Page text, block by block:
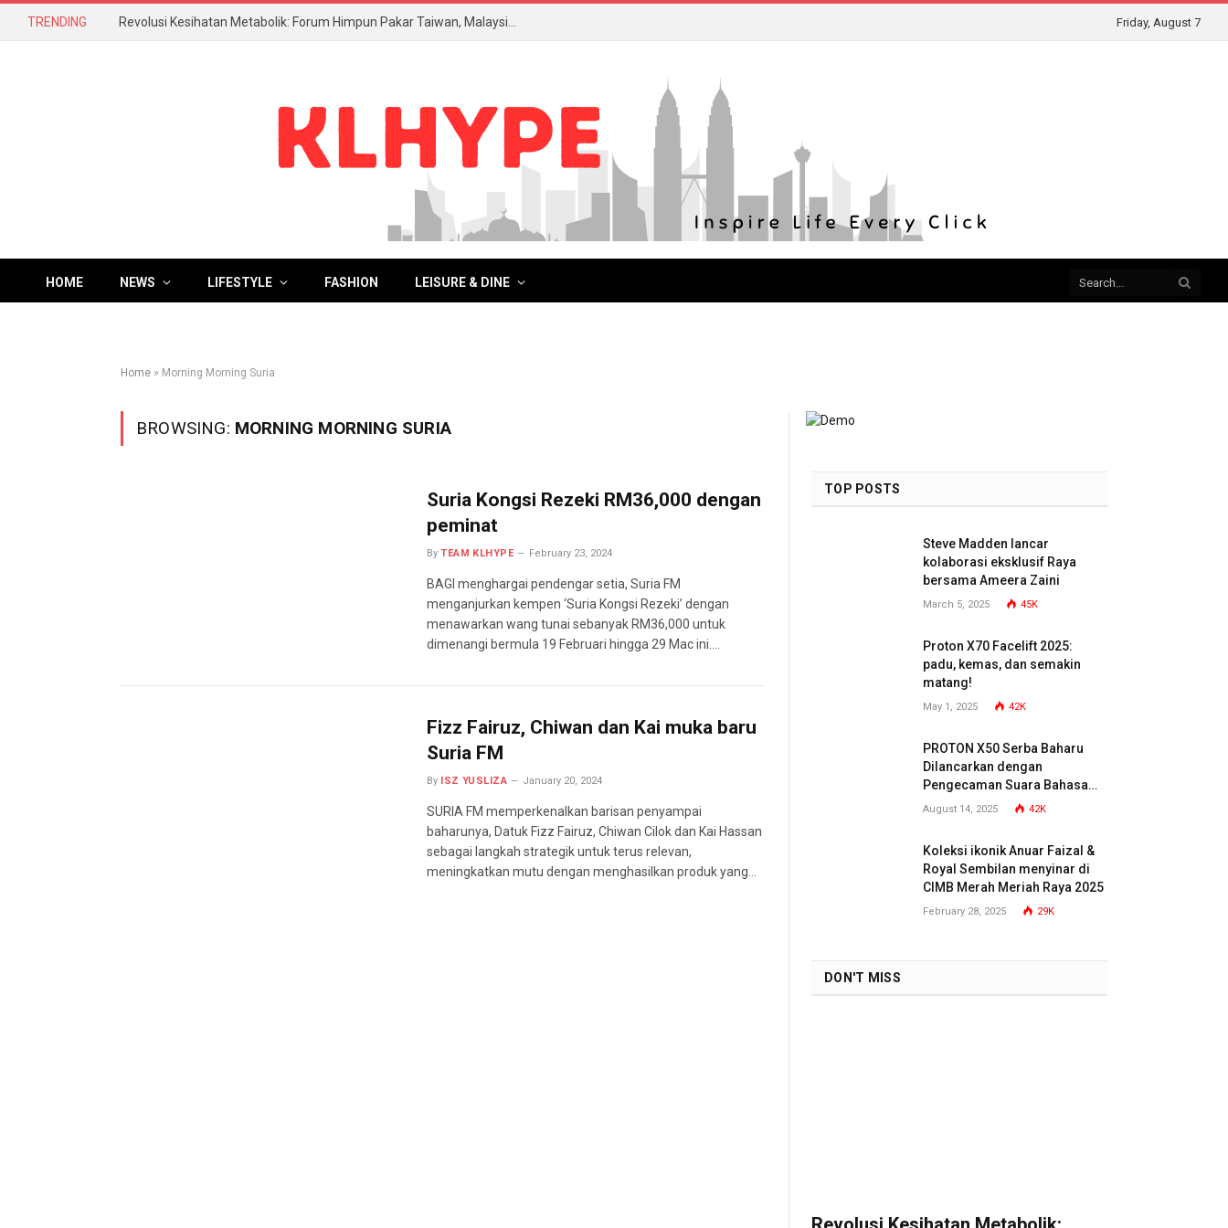
TRENDING Friday, August 7
HOME NEWS LIFESTYLE FASHION LEISURE & DINE
Home » Morning Morning Suria
BROWSING: MORNING MORNING SURIA
Suria Kongsi Rezeki RM36,000 dengan
peminat
By TEAM KLHYPE February 23, 2024
BAGI menghargai pendengar setia, Suria FM
menganjurkan kempen ‘Suria Kongsi Rezeki’ dengan
menawarkan wang tunai sebanyak RM36,000 untuk
dimenangi bermula 19 Februari hingga 29 Mac ini.…
Fizz Fairuz, Chiwan dan Kai muka baru
Suria FM
By ISZ YUSLIZA January 20, 2024
SURIA FM memperkenalkan barisan penyampai
baharunya, Datuk Fizz Fairuz, Chiwan Cilok dan Kai Hassan
sebagai langkah strategik untuk terus relevan,
meningkatkan mutu dengan menghasilkan produk yang…
TOP POSTS
Steve Madden lancar
kolaborasi eksklusif Raya
bersama Ameera Zaini
March 5, 2025 45K
Proton X70 Facelift 2025:
padu, kemas, dan semakin
matang!
May 1, 2025 42K
PROTON X50 Serba Baharu
Dilancarkan dengan
Pengecaman Suara Bahasa
Malaysia
August 14, 2025 42K
Koleksi ikonik Anuar Faizal &
Royal Sembilan menyinar di
CIMB Merah Meriah Raya 2025
February 28, 2025 29K
DON'T MISS